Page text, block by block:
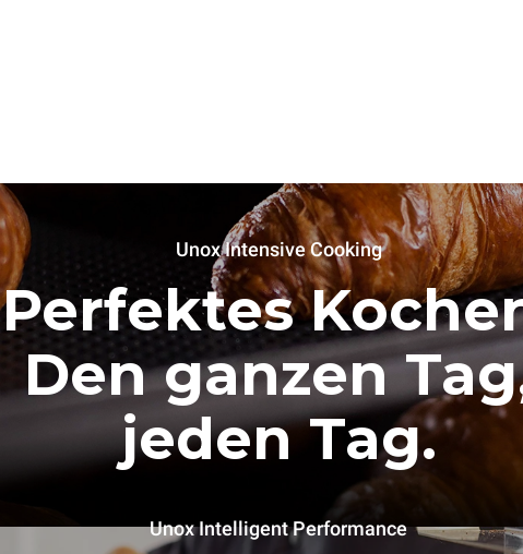
Unox Intensive Cooking
Perfektes
Den ganzen
jeden Tag.
Unox Intelligent Performance